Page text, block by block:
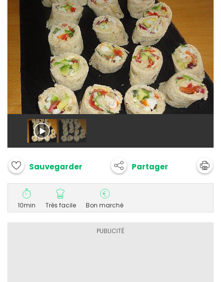
Sauvegarder Partager
10min Très facile Bon marché